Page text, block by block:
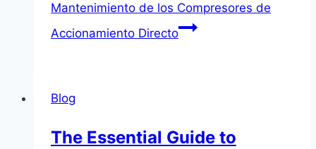
Mantenimiento de los Compresores de
Accionamiento Directo
Blog
The Essential Guide to